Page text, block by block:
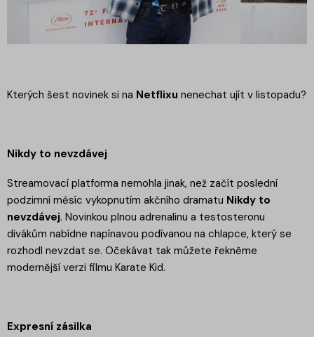
Kterých šest novinek si na Netflixu nenechat ujít v listopadu?
Nikdy to nevzdávej
Streamovací platforma nemohla jinak, než začít poslední
podzimní měsíc vykopnutím akčního dramatu Nikdy to
nevzdávej. Novinkou plnou adrenalinu a testosteronu
divákům nabídne napínavou podívanou na chlapce, který se
rozhodl nevzdat se. Očekávat tak můžete řekněme
modernější verzi filmu Karate Kid.
Expresní zásilka